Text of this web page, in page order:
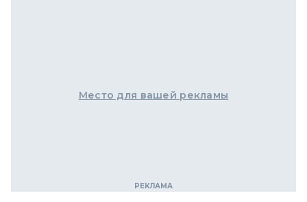
Место для вашей рекламы